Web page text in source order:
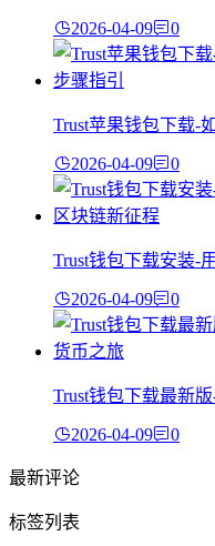
2026-04-09 0
Trust苹果钱包下载-
2026-04-09 0
Trust钱包下载安装-
2026-04-09 0
Trust钱包下载最新
2026-04-09 0
最新评论
标签列表